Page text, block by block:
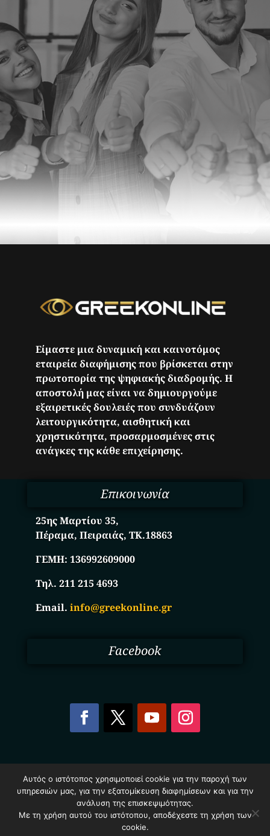
Είμαστε μια δυναμική και καινοτόμος
εταιρεία διαφήμισης που βρίσκεται στην
πρωτοπορία της ψηφιακής διαδρομής. Η
αποστολή μας είναι να δημιουργούμε
εξαιρετικές δουλειές που συνδυάζουν
λειτουργικότητα, αισθητική και
χρηστικότητα, προσαρμοσμένες στις
ανάγκες της κάθε επιχείρησης.
Επικοινωνία
25ης Μαρτίου 35,
Πέραμα, Πειραιάς, ΤΚ.18863
ΓΕΜΗ:136992609000
Τηλ. 211 215 4693
Email.info@greekonline.gr
Facebook
Επιχειρήσεων Ελλάδας – Greekonline.gr. All Rights
Reserved.
Όροι & Προυποθέσεις–Προστασία Προσωπικών
Δεδομένων–Πολιτική Cookies
Αυτός ο ιστότοπος χρησιμοποιεί cookie για την παροχή των
υπηρεσιών μας, για την εξατομίκευση διαφημίσεων και για την
ανάλυση της επισκεψιμότητας.
Με τη χρήση αυτού του ιστότοπου, αποδέχεστε τη χρήση των
cookie.